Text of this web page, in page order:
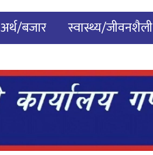
अर्थ/बजार स्वास्थ्य/जीवनशैली